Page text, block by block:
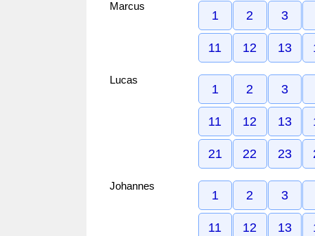
Marcus
1 2 3
11 12 13
Lucas
1 2 3
11 12 13
21 22 23
Johannes
1 2 3
11 12 13